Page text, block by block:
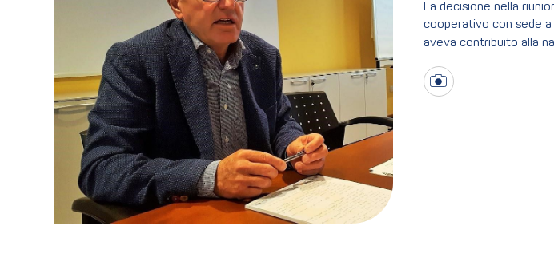
La decisione nella
cooperativo con sede a
aveva contribuito alla